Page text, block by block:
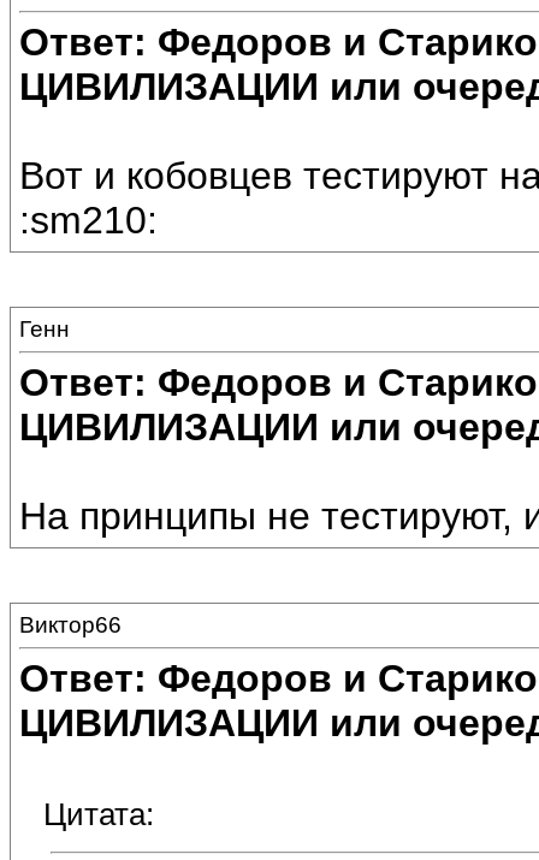
Ответ: Федоров и
ЦИВИЛИЗАЦИИ или
Вот и кобовцев тестируют
:sm210:
Генн
Ответ: Федоров и
ЦИВИЛИЗАЦИИ или
На принципы не тестируют,
Виктор66
Ответ: Федоров и
ЦИВИЛИЗАЦИИ или
Цитата: